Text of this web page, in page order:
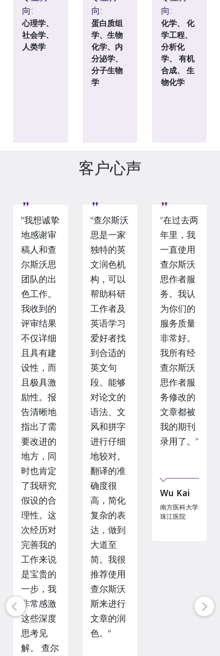
向:
心理学、
社会学、
人类学
向:
蛋白质组
学、生物
化学、内
分泌学、
分子生物
学
向:
化学、 化
学工程、
分析化
学、 有机
合成、 生
物化学
客户心声
"我想诚挚
地感谢审
稿人和查
尔斯沃思
团队的出
色工作。
我收到的
评审结果
不仅详细
且具有建
设性，而
且极具激
励性。报
告清晰地
指出了需
要改进的
地方，同
时也肯定
了我研究
假设的合
理性。这
次经历对
完善我的
工作来说
是宝贵的
一步，我
非常感激
这些深度
思考见
解。 查尔
"查尔斯沃
思是一家
独特的英
文润色机
构，可以
帮助科研
工作者及
英语学习
爱好者找
到合适的
英文句
段。能够
对论文的
语法、文
风和拼字
进行仔细
地较对。
翻译的准
确度很
高，简化
复杂的表
达，做到
大道至
简。我很
推荐使用
查尔斯沃
斯来进行
文章的润
色。"
“在过去两
年里，我
一直使用
查尔斯沃
思作者服
务。我认
为你们的
服务质量
非常好。
我所有经
查尔斯沃
思作者服
务修改的
文章都被
我的期刊
录用了。”
Wu Kai
南方医科大学
珠江医院